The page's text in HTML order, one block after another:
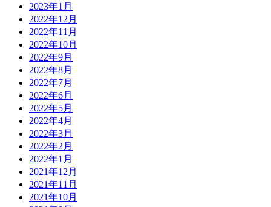
2023年1月
2022年12月
2022年11月
2022年10月
2022年9月
2022年8月
2022年7月
2022年6月
2022年5月
2022年4月
2022年3月
2022年2月
2022年1月
2021年12月
2021年11月
2021年10月